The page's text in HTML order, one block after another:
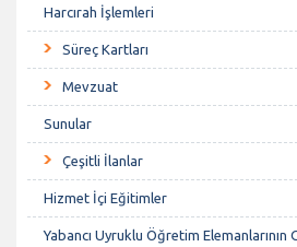
Harcırah İşlemleri
Süreç Kartları
Mevzuat
Sunular
Çeşitli İlanlar
Hizmet İçi Eğitimler
Yabancı Uyruklu Öğretim